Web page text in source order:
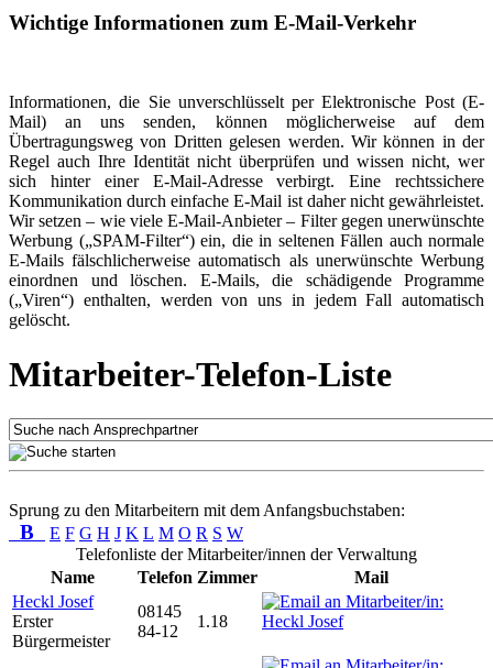
Wichtige Informationen zum E-Mail-Verkehr
Informationen, die Sie unverschlüsselt per Elektronische Post (E-
Mail) an uns senden, können möglicherweise auf dem
Übertragungsweg von Dritten gelesen werden. Wir können in der
Regel auch Ihre Identität nicht überprüfen und wissen nicht, wer
sich hinter einer E-Mail-Adresse verbirgt. Eine rechtssichere
Kommunikation durch einfache E-Mail ist daher nicht gewährleistet.
Wir setzen – wie viele E-Mail-Anbieter – Filter gegen unerwünschte
Werbung („SPAM-Filter“) ein, die in seltenen Fällen auch normale
E-Mails fälschlicherweise automatisch als unerwünschte Werbung
einordnen und löschen. E-Mails, die schädigende Programme
(„Viren“) enthalten, werden von uns in jedem Fall automatisch
gelöscht.
Mitarbeiter-Telefon-Liste
Sprung zu den Mitarbeitern mit dem Anfangsbuchstaben:
B E F G H J K L M O R S W
Telefonliste der Mitarbeiter/innen der Verwaltung
Name
Telefon Zimmer
Mail
Heckl Josef
Erster
Bürgermeister
08145
84-12
1.18